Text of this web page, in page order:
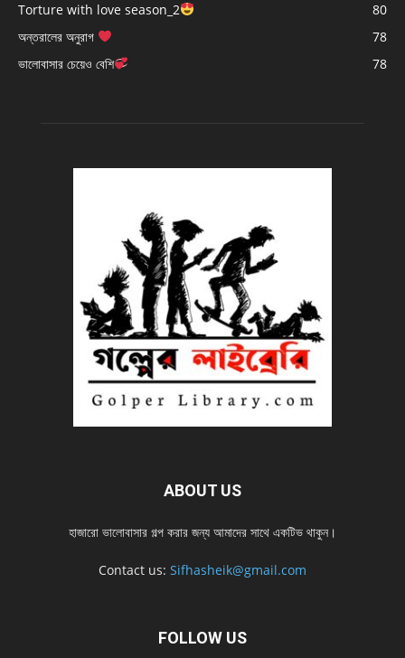
Torture with love season_2
80
অন্তরালের অনুরাগ
78
ভালোবাসার চেয়েও বেশি
78
ABOUT US
হাজারো ভালোবাসার গল্প করার জন্য আমাদের সাথে একটিভ থাকুন।
Contact us: Sifhasheik@gmail.com
FOLLOW US